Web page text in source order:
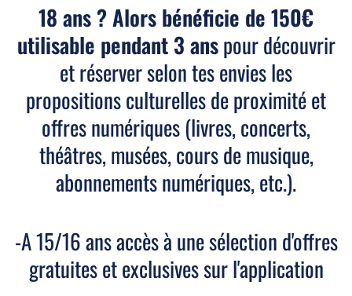
18 ans ? Alors bénéficie de 150€
utilisable pendant 3 anspour découvrir
et réserver selon tes envies les
propositions culturelles de proximité et
offres numériques (livres, concerts,
théâtres, musées, cours de musique,
abonnements numériques, etc.).
-A 15/16 ans accès à une sélection d'offres
gratuites et exclusives sur l'application